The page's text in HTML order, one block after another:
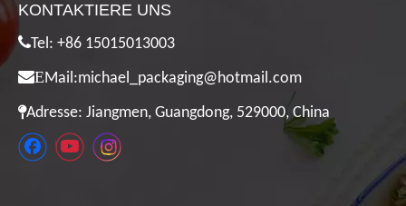
KONTAKTIERE UNS
Tel: +86 15015013003
EMail:michael_packaging@hotmail.com
Adresse: Jiangmen, Guangdong, 529000, China